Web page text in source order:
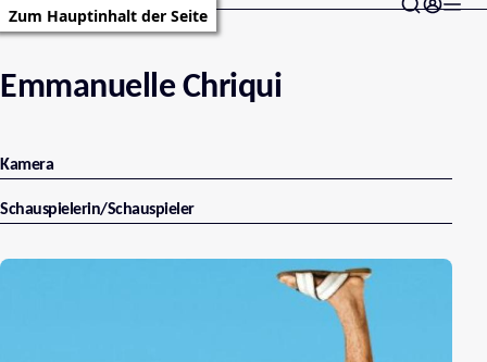
Zum Hauptinhalt der Seite
Emmanuelle Chriqui
Kamera
Schauspielerin/Schauspieler